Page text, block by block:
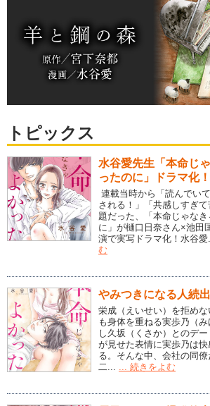
トピックス
水谷愛先生「本命じ
ったのに」ドラマ化！
連載当時から「読んでい
される！」「共感しすぎ
題だった、「本命じゃな
に」が樋口日奈さん×池田
演で実写ドラマ化！水谷愛
む
やみつきになる人続
栄成（えいせい）を拒め
も身体を重ねる実歩乃（
し久坂（くさか）とのデ
が見せた表情に実歩乃は
る。そんな中、会社の同
二...
... 続きをよむ